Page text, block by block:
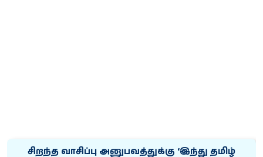
சிறந்த வாசிப்பு அனுபவத்துக்கு ‘இந்து தமிழ்